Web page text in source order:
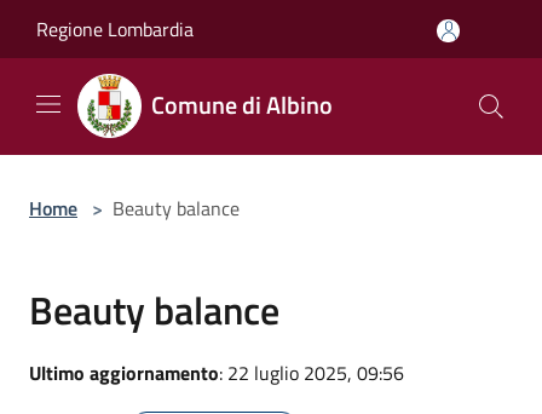
Regione Lombardia
Comune di Albino
Home > Beauty balance
Beauty balance
Ultimo aggiornamento: 22 luglio 2025, 09:56